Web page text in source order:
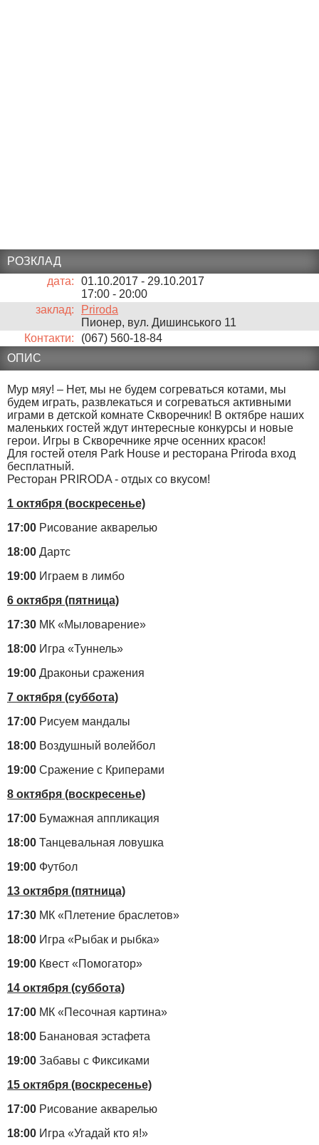
РОЗКЛАД
дата:
01.10.2017 - 29.10.2017
17:00 - 20:00
заклад:
Priroda
Пионер, вул. Дишинського 11
Контакти:
(067) 560-18-84
ОПИС
Мур мяу! – Нет, мы не будем согреваться котами, мы
будем играть, развлекаться и согреваться активными
играми в детской комнате Скворечник! В октябре наших
маленьких гостей ждут интересные конкурсы и новые
герои. Игры в Скворечнике ярче осенних красок!
Для гостей отеля Park House и ресторана Priroda вход
бесплатный.
Ресторан PRIRODA - отдых со вкусом!
1 октября (воскресенье)
17:00 Рисование акварелью
18:00 Дартс
19:00 Играем в лимбо
6 октября (пятница)
17:30 МК «Мыловарение»
18:00 Игра «Туннель»
19:00 Драконьи сражения
7 октября (суббота)
17:00 Рисуем мандалы
18:00 Воздушный волейбол
19:00 Сражение с Криперами
8 октября (воскресенье)
17:00 Бумажная аппликация
18:00 Танцевальная ловушка
19:00 Футбол
13 октября (пятница)
17:30 МК «Плетение браслетов»
18:00 Игра «Рыбак и рыбка»
19:00 Квест «Помогатор»
14 октября (суббота)
17:00 МК «Песочная картина»
18:00 Банановая эстафета
19:00 Забавы с Фиксиками
15 октября (воскресенье)
17:00 Рисование акварелью
18:00 Игра «Угадай кто я!»